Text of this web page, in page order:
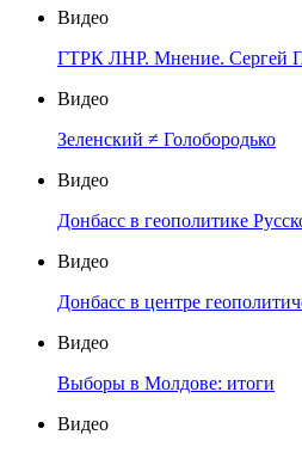
Видео
ГТРК ЛНР. Мнение. Сергей
Видео
Зеленский ≠ Голобородько
Видео
Донбасс в геополитике
Видео
Донбасс в центре
Видео
Выборы в Молдове: итоги
Видео